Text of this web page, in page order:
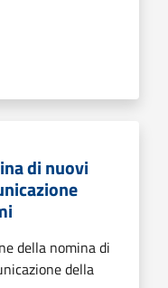
di nuovi
della nomina di
della